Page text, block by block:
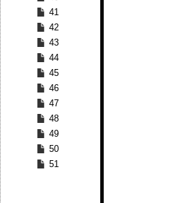
41
42
43
44
45
46
47
48
49
50
51